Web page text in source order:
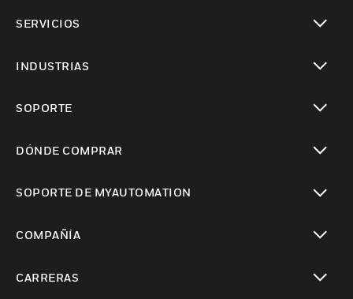
SERVICIOS
INDUSTRIAS
SOPORTE
DÓNDE COMPRAR
SOPORTE DE MYAUTOMATION
COMPAÑÍA
CARRERAS